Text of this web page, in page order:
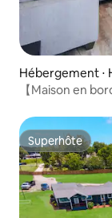
Hébergement ⋅
【Maison en
Superhôte
Superhôte